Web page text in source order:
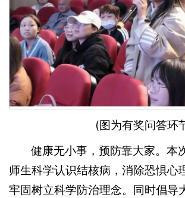
(图为有奖问答环
健康无小事，预防靠大家。本
师生科学认识结核病，消除恐惧心
牢固树立科学防治理念。同时倡导